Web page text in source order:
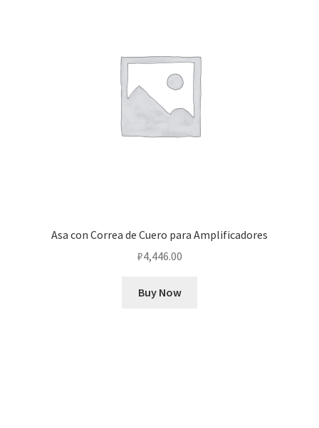
Asa con Correa de Cuero para Amplificadores
₽4,446.00
Buy Now